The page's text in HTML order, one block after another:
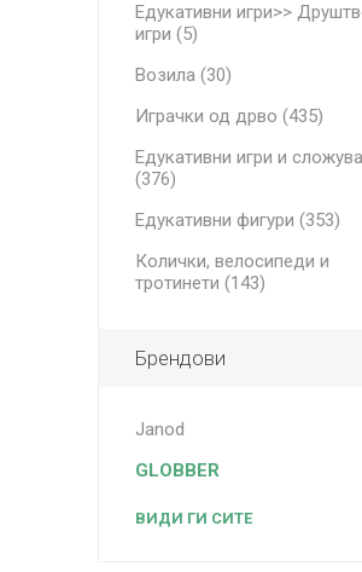
Едукативни игри>>
игри (5)
Возила (30)
Играчки од дрво (435)
Едукативни игри и
(376)
Едукативни фигури (353)
Колички, велосипеди и
тротинети (143)
Брендови
Janod
GLOBBER
ВИДИ ГИ СИТЕ